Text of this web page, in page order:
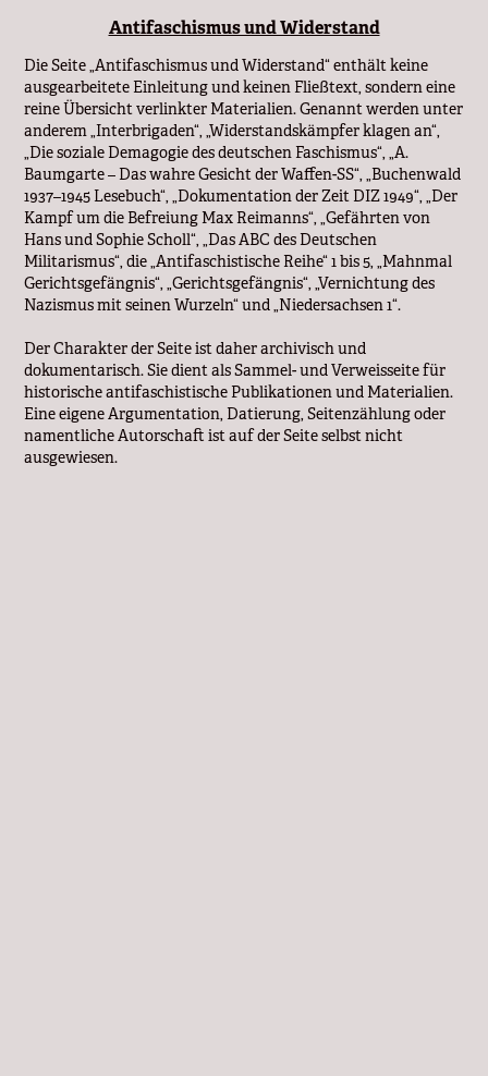
Antifaschismus und Widerstand
Die Seite „Antifaschismus und Widerstand“ enthält keine
ausgearbeitete Einleitung und keinen Fließtext, sondern eine
reine Übersicht verlinkter Materialien. Genannt werden unter
anderem „Interbrigaden“, „Widerstandskämpfer klagen an“,
„Die soziale Demagogie des deutschen Faschismus“, „A.
Baumgarte – Das wahre Gesicht der Waffen-SS“, „Buchenwald
1937–1945 Lesebuch“, „Dokumentation der Zeit DIZ 1949“, „Der
Kampf um die Befreiung Max Reimanns“, „Gefährten von
Hans und Sophie Scholl“, „Das ABC des Deutschen
Militarismus“, die „Antifaschistische Reihe“ 1 bis 5, „Mahnmal
Gerichtsgefängnis“, „Gerichtsgefängnis“, „Vernichtung des
Nazismus mit seinen Wurzeln“ und „Niedersachsen 1“.
Der Charakter der Seite ist daher archivisch und
dokumentarisch. Sie dient als Sammel- und Verweisseite für
historische antifaschistische Publikationen und Materialien.
Eine eigene Argumentation, Datierung, Seitenzählung oder
namentliche Autorschaft ist auf der Seite selbst nicht
ausgewiesen.